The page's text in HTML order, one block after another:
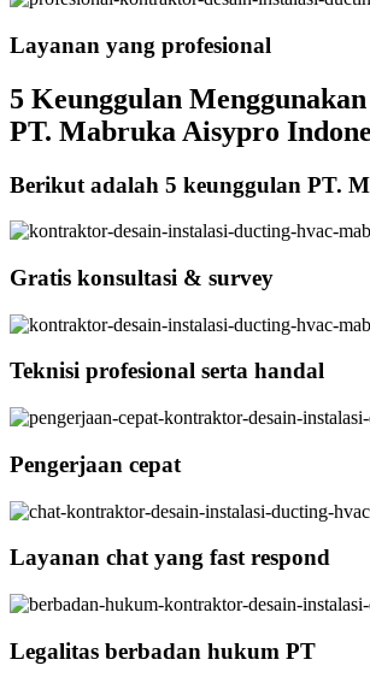
Layanan yang profesional
5 Keunggulan
PT. Mabruka Aisypro
Berikut adalah 5 keunggulan PT.
Gratis konsultasi & survey
Teknisi profesional serta handal
Pengerjaan cepat
Layanan chat yang fast respond
Legalitas berbadan hukum PT